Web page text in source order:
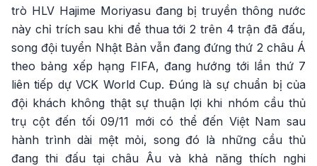
trò HLV Hajime Moriyasu đang bị truyền thông nước
này chỉ trích sau khi để thua tới 2 trên 4 trận đã đấu,
song đội tuyển Nhật Bản vẫn đang đứng thứ 2 châu Á
theo bảng xếp hạng FIFA, đang hướng tới lần thứ 7
liên tiếp dự VCK World Cup. Đúng là sự chuẩn bị của
đội khách không thật sự thuận lợi khi nhóm cầu thủ
trụ cột đến tối 09/11 mới có thể đến Việt Nam sau
hành trình dài mệt mỏi, song đó là những cầu thủ
đang thi đấu tại châu Âu và khả năng thích nghi